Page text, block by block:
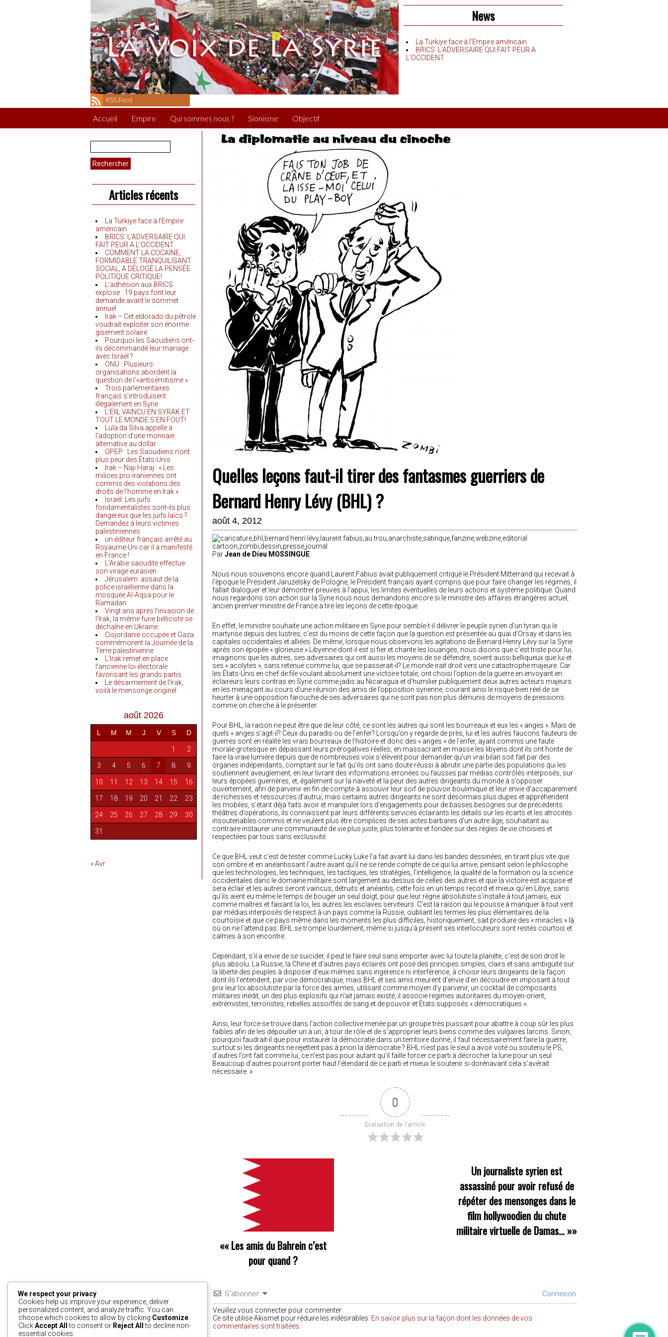
News
La Türkiye face à l’Empire américain
BRICS: L’ADVERSAIRE QUI FAIT PEUR A
L’OCCIDENT
RSS Feed
Accueil Empire Qui sommes nous ? Sionisme Objectif
Rechercher :
Articles récents
La Türkiye face à l’Empire
américain
BRICS: L’ADVERSAIRE QUI
FAIT PEUR A L’OCCIDENT
COMMENT LA COCAÏNE,
FORMIDABLE TRANQUILISANT
SOCIAL, A DÉLOGÉ LA PENSÉE
POLITIQUE CRITIQUE!
L’adhésion aux BRICS
explose : 19 pays font leur
demande avant le sommet
annuel
Irak – Cet eldorado du pétrole
voudrait exploiter son énorme
gisement solaire
Pourquoi les Saoudiens ont-
ils décommandé leur mariage
avec Israël ?
ONU : Plusieurs
organisations abordent la
question de l’«antisémitisme »
Trois parlementaires
français s’introduisent
illégalement en Syrie
L’EIIL VAINCU EN SYRAK ET
TOUT LE MONDE S’EN FOUT!
Lula da Silva appelle à
l’adoption d’une monnaie
alternative au dollar
OPEP : Les Saoudiens n’ont
plus peur des États-Unis
Irak – Naji Haraj : « Les
milices pro-iraniennes ont
commis des violations des
droits de l’homme en Irak »
Israël: Les juifs
fondamentalistes sont-ils plus
dangereux que les juifs laïcs ?
Demandez à leurs victimes
palestiniennes
un éditeur français arrêté au
Royaume-Uni car il a manifesté
en France !
L’Arabie saoudite effectue
son virage eurasien
Jérusalem: assaut de la
police israélienne dans la
mosquée Al-Aqsa pour le
Ramadan
Vingt ans après l’invasion de
l’Irak, la même furie belliciste se
déchaîne en Ukraine
Cisjordanie occupée et Gaza
commémorent la Journée de la
Terre palestinienne
L’Irak remet en place
l’ancienne loi électorale
favorisant les grands partis
Le désarmement de l’Irak,
voilà le mensonge originel
août 2026
L M M J V S D
1 2
3 4 5 6 7 8 9
10 11 12 13 14 15 16
17 18 19 20 21 22 23
24 25 26 27 28 29 30
31
« Avr
Quelles leçons faut-il tirer des fantasmes guerriers de
Bernard Henry Lévy (BHL) ?
août 4, 2012
ParJean de Dieu MOSSINGUE
Nous nous souvenons encore quand Laurent Fabius avait publiquement critiqué le Président Mitterrand qui recevait à
l’époque le Président Jaruzelsky de Pologne, le Président français ayant compris que pour faire changer les régimes, il
fallait dialoguer et leur démontrer preuves à l’appui, les limites éventuelles de leurs actions et système politique. Quand
nous regardons son action sur la Syrie nous nous demandons encore si le ministre des affaires étrangères actuel,
ancien premier ministre de France a tiré les leçons de cette époque.
En effet, le ministre souhaite une action militaire en Syrie pour semble-t-il délivrer le peuple syrien d’un tyran qui le
martyrise depuis des lustres, c’est du moins de cette façon que la question est présentée au quai d’Orsay et dans les
capitales occidentales et alliées. De même, lorsque nous observons les agitations de Bernard Henry Lévy sur la Syrie
après son épopée « glorieuse » Libyenne dont-il est si fier et chante les louanges, nous disons que c’est triste pour lui,
imaginons que les autres, ses adversaires qui ont aussi les moyens de se défendre, soient aussi belliqueux que lui et
ses « acolytes », sans retenue comme lui, que se passerait-il? Le monde irait droit vers une catastrophe majeure. Car
les États-Unis en chef de file voulant absolument une victoire totale, ont choisi l’option de la guerre en envoyant en
éclaireurs leurs contras en Syrie comme jadis au Nicaragua et d’humilier publiquement deux autres acteurs majeurs
en les menaçant au cours d’une réunion des amis de l’opposition syrienne, courant ainsi le risque bien réel de se
heurter à une opposition farouche de ses adversaires qui ne sont pas non plus démunis de moyens de pressions
comme on cherche à le présenter.
Pour BHL, la raison ne peut être que de leur côté, ce sont les autres qui sont les bourreaux et eux les « anges ». Mais de
quels « anges s’agit-il? Ceux du paradis ou de l’enfer? Lorsqu’on y regarde de près, lui et les autres faucons fauteurs de
guerres sont en réalité les vrais bourreaux de l’histoire et donc des « anges » de l’enfer, ayant commis une faute
morale grotesque en dépassant leurs prérogatives réelles, en massacrant en masse les libyens dont ils ont honte de
faire la vraie lumière depuis que de nombreuses voix s’élèvent pour demander qu’un vrai bilan soit fait par des
organes indépendants, comptant sur le fait qu’ils ont sans doute réussi à abrutir une partie des populations qui les
soutiennent aveuglement, en leur livrant des informations erronées ou fausses par médias contrôlés interposés, sur
leurs épopées guerrières, et, également sur la naïveté et la peur des autres dirigeants du monde à s’opposer
ouvertement, afin de parvenir en fin de compte à assouvir leur soif de pouvoir boulimique et leur envie d’accaparement
de richesses et ressources d’autrui, mais certains autres dirigeants ne sont désormais plus dupes et appréhendent
les mobiles, s’étant déjà faits avoir et manipuler lors d’engagements pour de basses besognes sur de précédents
théâtres d’opérations, ils connaissent par leurs différents services éclairants les détails sur les écarts et les atrocités
insoutenables commis et ne veulent plus être complices de ses actes barbares d’un autre âge, souhaitant au
contraire instaurer une communauté de vie plus juste, plus tolérante et fondée sur des règles de vie choisies et
respectées par tous sans exclusivité.
Ce que BHL veut c’est de tester comme Lucky Luke l’a fait avant lui dans les bandes dessinées, en tirant plus vite que
son ombre et en anéantissant l’autre avant qu’il ne se rende compte de ce qui lui arrive, pensant selon le philosophe
que les technologies, les techniques, les tactiques, les stratégies, l’intelligence, la qualité de la formation ou la science
occidentales dans le domaine militaire sont largement au dessus de celles des autres et que la victoire est acquise et
sera éclair et les autres seront vaincus, détruits et anéantis, cette fois en un temps record et mieux qu’en Libye, sans
qu’ils aient eu même le temps de bouger un seul doigt, pour que leur règne absolutiste s’installe à tout jamais, eux
comme maîtres et faisant la loi, les autres les esclaves serviteurs. C’est la raison qui le pousse à manquer à tout vent
par médias interposés de respect à un pays comme la Russie, oubliant les termes les plus élémentaires de la
courtoisie et que ce pays même dans les moments les plus difficiles, historiquement, sait produire des « miracles » là
où on ne l’attend pas. BHL se trompe lourdement, même si jusqu’à présent ses interlocuteurs sont restés courtois et
calmes à son encontre.
Cependant, s’il a envie de se suicider, il peut le faire seul sans emporter avec lui toute la planète, c’est de son droit le
plus absolu. La Russie, la Chine et d’autres pays éclairés ont posé des principes simples, clairs et sans ambiguïté sur
la liberté des peuples à disposer d’eux-mêmes sans ingérence ni interférence, à choisir leurs dirigeants de la façon
dont ils l’entendent, par voie démocratique, mais BHL et ses amis meurent d’envie d’en découdre en imposant à tout
prix leur loi absolutiste par la force des armes, utilisant comme moyen d’y parvenir, un cocktail de composants
militaires inédit, un des plus explosifs qui n’ait jamais existé, il associe régimes autoritaires du moyen-orient,
extrémistes, terroristes, rebelles assoiffés de sang et de pouvoir et États supposés « démocratiques ».
Ainsi, leur force se trouve dans l’action collective menée par un groupe très puissant pour abattre à coup sûr les plus
faibles afin de les dépouiller un à un, à tour de rôle et de s’approprier leurs biens comme des vulgaires larcins. Sinon,
pourquoi faudrait-il que pour instaurer la démocratie dans un territoire donné, il faut nécessairement faire la guerre,
surtout si les dirigeants ne rejettent pas à priori la démocratie ? BHL n’est pas le seul a avoir voté ou soutenu le PS,
d’autres l’ont fait comme lui, ce n’est pas pour autant qu’il faille forcer ce parti à décrocher la lune pour un seul.
Beaucoup d’autres pourront porter haut l’étendard de ce parti et mieux le soutenir si dorénavant cela s’avérait
nécessaire. »
0
Évaluation de l'article
«« Les amis du Bahrein c’est
pour quand ?
Un journaliste syrien est
assassiné pour avoir refusé de
répéter des mensonges dans le
film hollywoodien du chute
militaire virtuelle de Damas… »»
S’abonner Connexion
Veuillez vous connecter pour commenter
Ce site utilise Akismet pour réduire les indésirables. En savoir plus sur la façon dont les données de vos
commentaires sont traitées
We respect your privacy
Cookies help us improve your experience, deliver
personalized content, and analyze traffic. You can
choose which cookies to allow by clicking Customize
ClickAccept All to consent or Reject All
to decline non-
essential cookies.